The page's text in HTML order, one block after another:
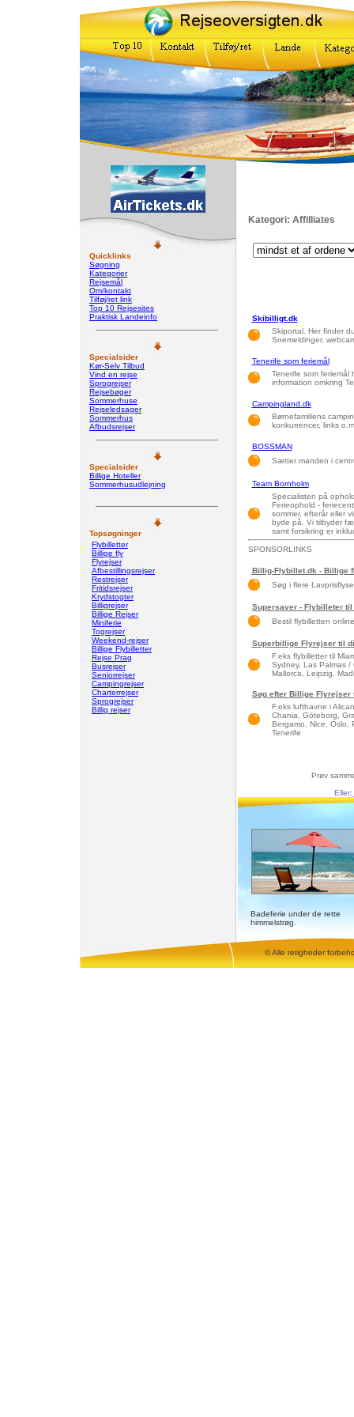
Quicklinks
Søgning
Kategorier
Rejsemål
Om/kontakt
Tilføj/ret link
Top 10 Rejsesites
Praktisk Landeinfo
Specialsider
Kør-Selv Tilbud
Vind en rejse
Sprogrejser
Rejsebøger
Sommerhuse
Rejseledsager
Sommerhus
Afbudsrejser
Specialsider
Billige Hoteller
Sommerhusudlejning
Topsøgninger
Flybilletter
Billige fly
Flyrejser
Afbestillingsrejser
Restrejser
Fritidsrejser
Krydstogter
Billigrejser
Billige Rejser
Miniferie
Togrejser
Weekend-rejser
Billige Flybilletter
Rejse Prag
Busrejser
Seniorrejser
Campingrejser
Charterrejser
Sprogrejser
Billig rejser
Kategori: Affilliates
Skibilligt.dk
Skiportal. Her finder
Snemeldinger,
Tenerife som feriemål
Tenerife som feriemål
information omkring
Campingland.dk
Børnefamiliens
konkurrencer, links
BOSSMAN
Sætter manden i
Team Bornholm
Specialisten på
Ferieophold -
sommer, efterår eller
byde på. Vi tilbyder
samt forsikring er
SPONSORLINKS
Billig-Flybillet.dk - Billige
Søg i flere
Supersaver - Flybilleter
Bestil flybilletten
Superbillige Flyrejser til
F.eks flybilletter til
Sydney, Las Palmas /
Mallorca, Leipzig,
Søg efter Billige Flyrejser
F.eks lufthavne i
Chania, Göteborg,
Bergamo, Nice, Oslo,
Tenerife
Prøv
Eller:
Badeferie under de rette
himmelstrøg.
© Alle retigheder